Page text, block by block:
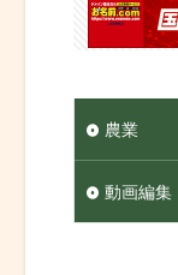
農業
動画編集